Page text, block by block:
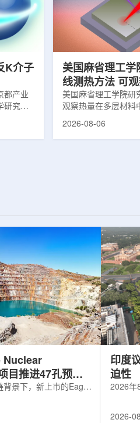
物理、
和生物
程...
探测器设在南达科他
设施地下约1英里处
用液氩时间投影室技
K介子
都产业
研究中
代物
美国麻省理工学
线测热方法 可
构热传递
美国麻省理工学院研
观察热量在多层材料
可用于精确测量计算
2026-08-06
Nuclear
目推进47孔预可
景下，新上市的Eagle
印度
迫性
2026年
2026-